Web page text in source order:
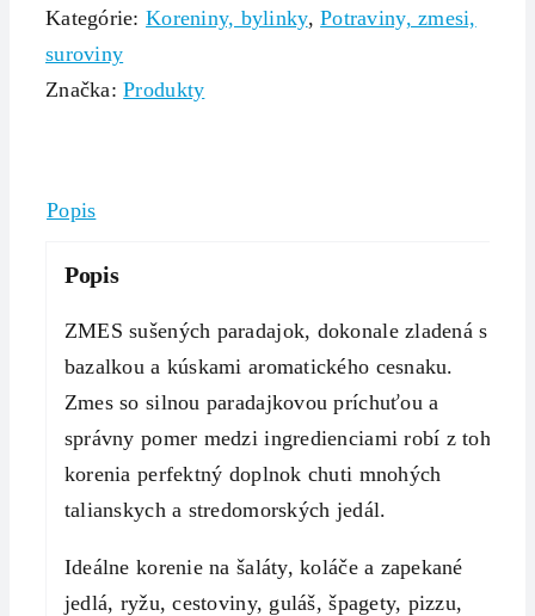
Kategórie: Koreniny, bylinky,Potraviny, zmesi,
suroviny
Značka:Produkty
Popis
Popis
ZMES sušených paradajok, dokonale zladená s
bazalkou a kúskami aromatického cesnaku.
Zmes so silnou paradajkovou príchuťou a
správny pomer medzi ingredienciami robí z tohto
korenia perfektný doplnok chuti mnohých
talianskych a stredomorských jedál.
Ideálne korenie na šaláty, koláče a zapekané
jedlá, ryžu, cestoviny, guláš, špagety, pizzu,